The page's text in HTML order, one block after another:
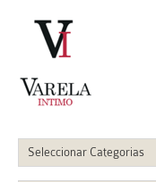
Seleccionar Categorias